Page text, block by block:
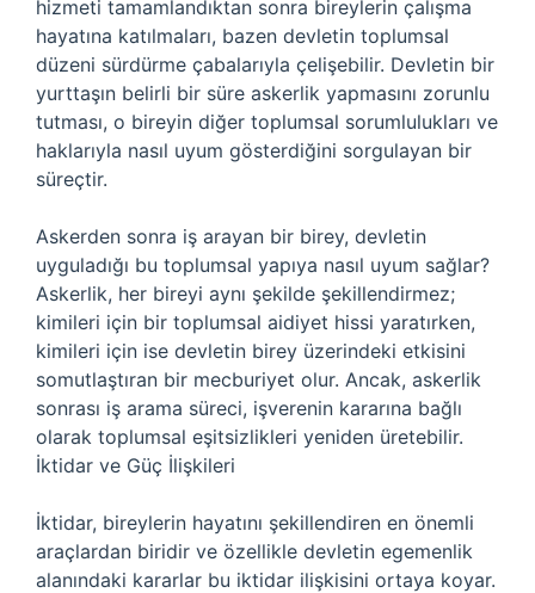
hizmeti tamamlandıktan sonra bireylerin çalışma
hayatına katılmaları, bazen devletin toplumsal
düzeni sürdürme çabalarıyla çelişebilir. Devletin bir
yurttaşın belirli bir süre askerlik yapmasını zorunlu
tutması, o bireyin diğer toplumsal sorumlulukları ve
haklarıyla nasıl uyum gösterdiğini sorgulayan bir
süreçtir.
Askerden sonra iş arayan bir birey, devletin
uyguladığı bu toplumsal yapıya nasıl uyum sağlar?
Askerlik, her bireyi aynı şekilde şekillendirmez;
kimileri için bir toplumsal aidiyet hissi yaratırken,
kimileri için ise devletin birey üzerindeki etkisini
somutlaştıran bir mecburiyet olur. Ancak, askerlik
sonrası iş arama süreci, işverenin kararına bağlı
olarak toplumsal eşitsizlikleri yeniden üretebilir.
İktidar ve Güç İlişkileri
İktidar, bireylerin hayatını şekillendiren en önemli
araçlardan biridir ve özellikle devletin egemenlik
alanındaki kararlar bu iktidar ilişkisini ortaya koyar.